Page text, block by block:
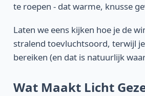
te roepen - dat warme, knusse
Laten we eens kijken hoe je de
stralend toevluchtsoord, terwijl
bereiken (en dat is natuurlijk
Wat Maakt Licht